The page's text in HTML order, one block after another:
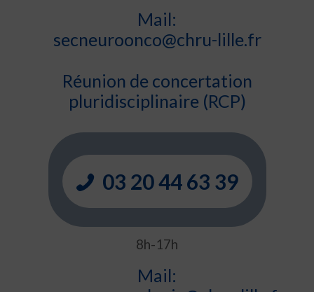
Mail:
secneuroonco@chru-lille.fr
Réunion de concertation
pluridisciplinaire (RCP)
03 20 44 63 39
8h-17h
Mail: